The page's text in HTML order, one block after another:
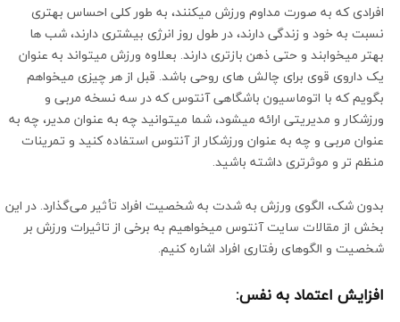
افرادی که به صورت مداوم ورزش میکنند، به طور کلی احساس بهتری
نسبت به خود و زندگی دارند، در طول روز انرژی بیشتری دارند، شب ها
بهتر میخوابند و حتی ذهن بازتری دارند. بعلاوه ورزش میتواند به عنوان
یک داروی قوی برای چالش های روحی باشد. قبل از هر چیزی میخواهم
بگویم که با اتوماسیون باشگاهی آنتوس که در سه نسخه مربی و
ورزشکار و مدیریتی ارائه میشود، شما میتوانید چه به عنوان مدیر، چه به
عنوان مربی و چه به عنوان ورزشکار از آنتوس استفاده کنید و تمرینات
منظم تر و موثرتری داشته باشید.
بدون شک، الگوی ورزش به شدت به شخصیت افراد تأثیر می‌گذارد. در این
بخش از مقالات سایت آنتوس میخواهیم به برخی از تاثیرات ورزش بر
شخصیت و الگوهای رفتاری افراد اشاره کنیم.
افزایش اعتماد به نفس: